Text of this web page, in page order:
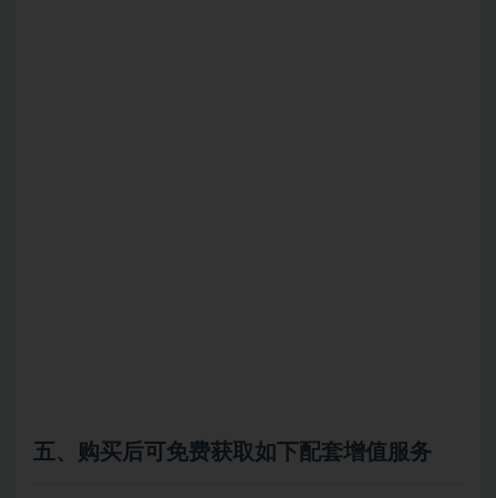
五、购买后可免费获取如下配套增值服务